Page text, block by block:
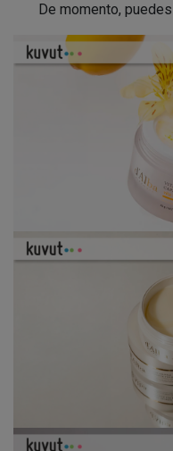
De momento,